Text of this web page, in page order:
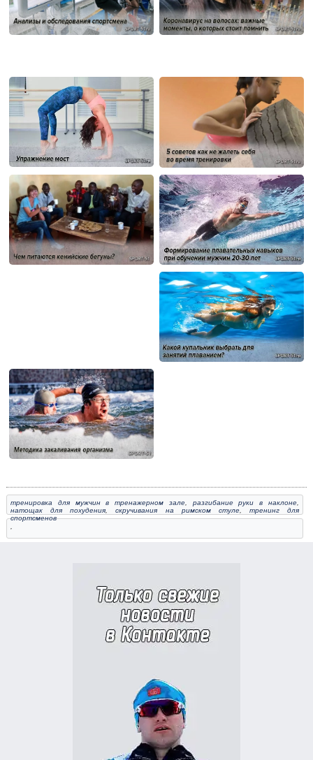
тренировка для мужчин в тренажерном зале, разгибание руки в наклоне
натощак для похудения ,скручивания на римском стуле, тренинг для
спортсменов